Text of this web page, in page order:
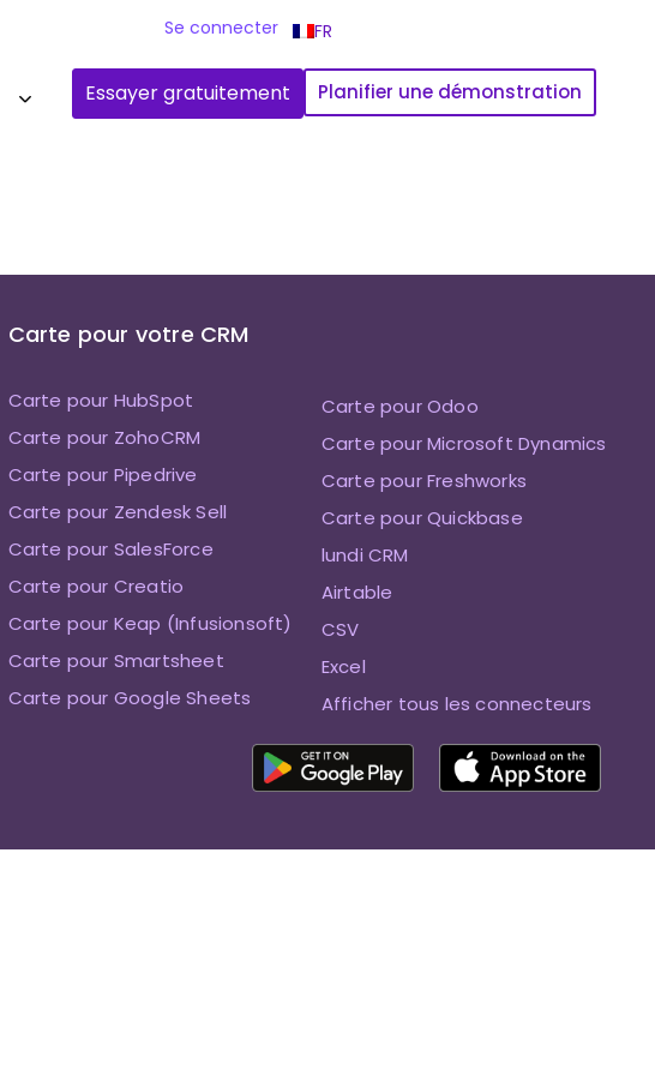
Se connecter FR
Essayer gratuitement Planifier une démonstration
Carte pour votre CRM
Carte pour HubSpot
Carte pour ZohoCRM
Carte pour Pipedrive
Carte pour Zendesk Sell
Carte pour SalesForce
Carte pour Creatio
Carte pour Keap (Infusionsoft)
Carte pour Smartsheet
Carte pour Google Sheets
Carte pour Odoo
Carte pour Microsoft Dynamics
Carte pour Freshworks
Carte pour Quickbase
lundi CRM
Airtable
CSV
Excel
Afficher tous les connecteurs